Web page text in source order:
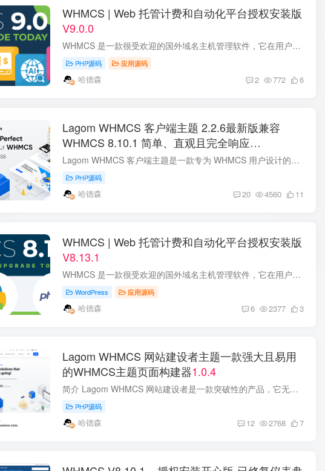
WHMCS | Web 托管计费和自动化平台授权安装版
V9.0.0
WHMCS 是一款很受欢迎的国外域名主机管理软件，它在用户管理、财务管理、域名界面、服务器管理面板界面等方面都设计得非常人性化。WHMCS 9.0 引入了全新的 Nexus 购物车体验、AI 域名智能组合 (...
PHP源码 应用源码
哈德森 2 772 6
Lagom WHMCS 客户端主题 2.2.6最新版兼容
WHMCS 8.10.1 简单、直观且完全响应
的 WHMCS 主题
Lagom WHMCS 客户端主题是一款专为 WHMCS 用户设计的高质量主题，旨在提供卓越的用户体验和易于定制的界面。通过全面重写的 CSS 和 HTML 代码，Lagom 主题现在完全基于 CSS 变量，使其更加灵活...
PHP源码
哈德森 20 4560 11
WHMCS | Web 托管计费和自动化平台授权安装版
V8.13.1
WHMCS 是一款很受欢迎的国外域名主机管理软件，它在用户管理、财务管理、域名界面、服务器管理面板界面等方面都设计得非常人性化。WHMCS Nulled是全面支持域名注册管理分析、主机发放管理、VPS...
WordPress 应用源码
哈德森 6 2377 3
Lagom WHMCS 网站建设者主题一款强大且易用
的WHMCS主题页面构建器1.0.4
简介 Lagom WHMCS 网站建设者是一款突破性的产品，它无缝集成于Lagom WHMCS客户端主题，为您提供强大的工具来轻松制作引人入胜的网站页面。这款网站建设者专门作为Lagom WHMCS客户端主题的和谐...
PHP源码
哈德森 12 2768 7